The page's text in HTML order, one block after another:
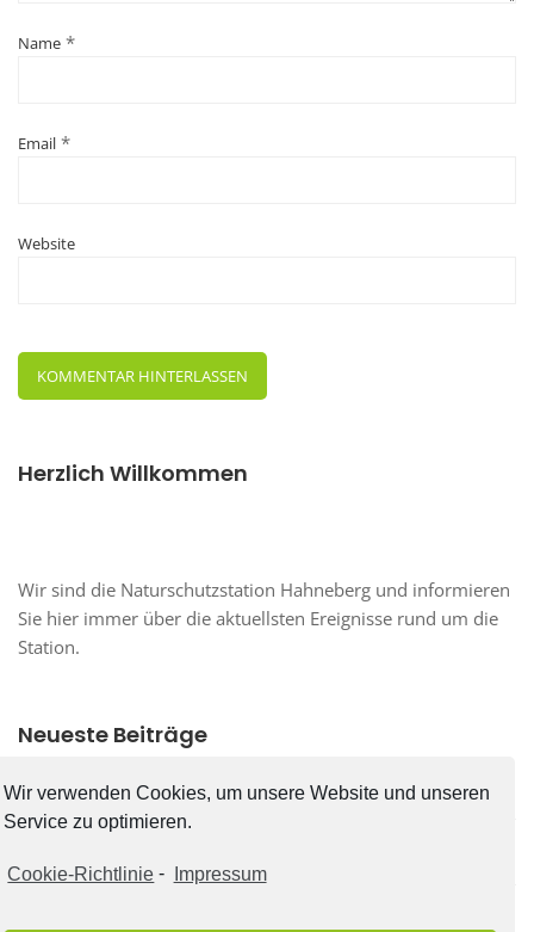
Wir verwenden Cookies, um unsere Website und unseren
Service zu optimieren.
Cookie-Richtlinie - Impressum
Name *
Email *
Website
Herzlich Willkommen
Wir sind die Naturschutzstation Hahneberg und informieren
Sie hier immer über die aktuellsten Ereignisse rund um die
Station.
Neueste Beiträge
Neuer Infoverteiler der Naturschutzstation Hahneberg